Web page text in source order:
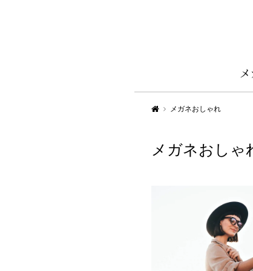
Aigan STYLE（メガネ・めが
メガネおしゃれ
メガネおしゃ